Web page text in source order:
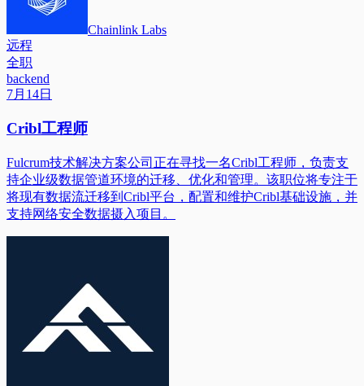
Chainlink Labs
远程
全职
backend
7月14日
Cribl工程师
Fulcrum技术解决方案公司正在寻找一名Cribl工程师，负责支
持企业级数据管道环境的迁移、优化和管理。该职位将专注于
将现有数据流迁移到Cribl平台，配置和维护Cribl基础设施，并
支持网络安全数据摄入项目。